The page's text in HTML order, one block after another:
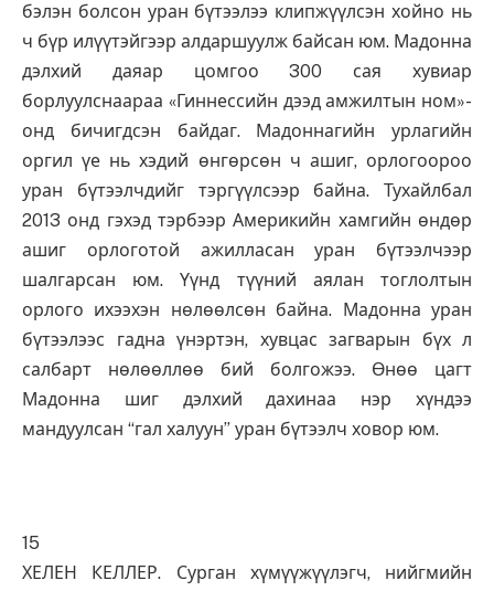
бэлэн болсон уран бүтээлээ клипжүүлсэн хойно нь
ч бүр илүүтэйгээр алдаршуулж байсан юм. Мадонна
дэлхий даяар цомгоо 300 сая хувиар
борлуулснаараа «Гиннессийн дээд амжилтын ном»-
онд бичигдсэн байдаг. Мадоннагийн урлагийн
оргил үе нь хэдий өнгөрсөн ч ашиг, орлогоороо
уран бүтээлчдийг тэргүүлсээр байна. Тухайлбал
2013 онд гэхэд тэрбээр Америкийн хамгийн өндөр
ашиг орлоготой ажилласан уран бүтээлчээр
шалгарсан юм. Үүнд түүний аялан тоглолтын
орлого ихээхэн нөлөөлсөн байна. Мадонна уран
бүтээлээс гадна үнэртэн, хувцас загварын бүх л
салбарт нөлөөллөө бий болгожээ. Өнөө цагт
Мадонна шиг дэлхий дахинаа нэр хүндээ
мандуулсан “гал халуун” уран бүтээлч ховор юм.
15
ХЕЛЕН КЕЛЛЕР. Сурган хүмүүжүүлэгч, нийгмийн